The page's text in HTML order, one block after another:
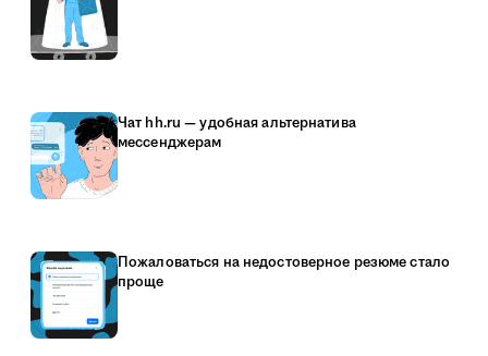
Чат hh.ru — удобная альтернатива
мессенджерам
Пожаловаться на недостоверное резюме стало
проще